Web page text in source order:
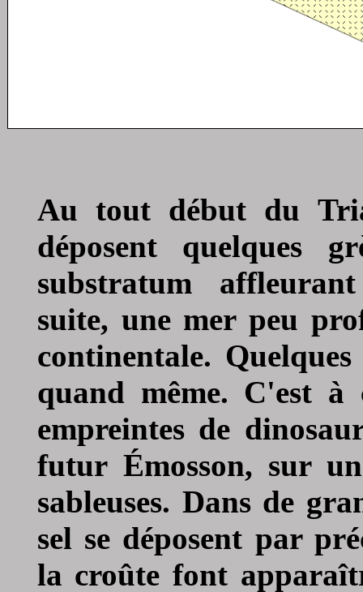
Au tout début du
déposent quelques
substratum
suite, une mer peu
continentale.
quand même. C'est à
empreintes de
futur Émosson, sur
sableuses. Dans de
sel se déposent par
la croûte font